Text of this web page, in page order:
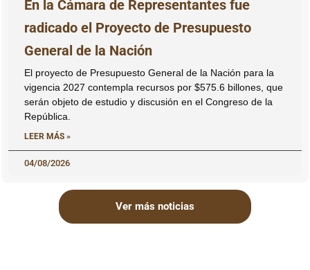
En la Cámara de Representantes fue
radicado el Proyecto de Presupuesto
General de la Nación
El proyecto de Presupuesto General de la Nación para la
vigencia 2027 contempla recursos por $575.6 billones, que
serán objeto de estudio y discusión en el Congreso de la
República.
LEER MÁS »
04/08/2026
Ver más noticias